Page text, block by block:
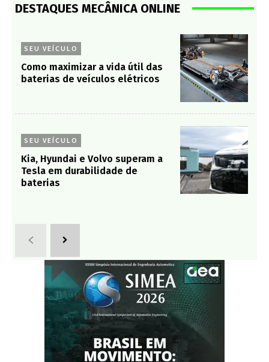
DESTAQUES MECÂNICA ONLINE
SEU VEÍCULO
Como maximizar a vida útil das
baterias de veículos elétricos
SEU VEÍCULO
Kia, Hyundai e Volvo superam a
Tesla em durabilidade de
baterias